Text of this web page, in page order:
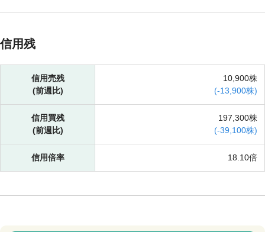
信用残
信用売残
(前週比)
10,900株
(-13,900株)
信用買残
(前週比)
197,300株
(-39,100株)
信用倍率 18.10倍